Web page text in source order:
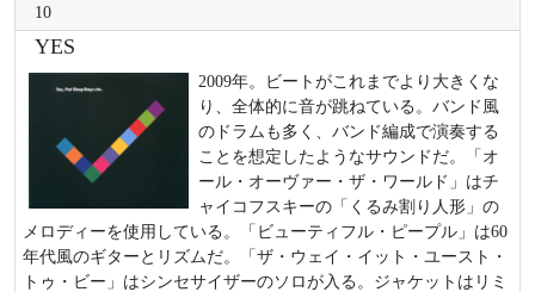
10
YES
2009年。ビートがこれまでより大きくな
り、全体的に音が跳ねている。バンド風
のドラムも多く、バンド編成で演奏する
ことを想定したようなサウンドだ。「オ
ール・オーヴァー・ザ・ワールド」はチ
ャイコフスキーの「くるみ割り人形」の
メロディーを使用している。「ビューティフル・ピープル」は60
年代風のギターとリズムだ。「ザ・ウェイ・イット・ユースト・
トゥ・ビー」はシンセサイザーのソロが入る。ジャケットはリミ